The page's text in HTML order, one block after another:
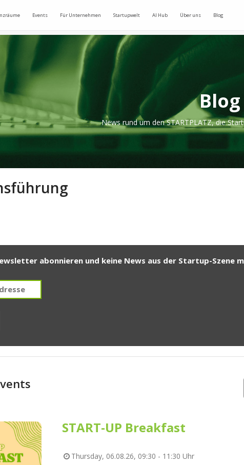
Events Für Unternehmen Startupwelt AI Hub Über uns Blog
Blog
News rund um den STARTPLATZ, die
abonnieren und keine News aus der Startup-Szene
START-UP Breakfast
Thursday, 06.08.26, 09:30 - 11:30 Uhr